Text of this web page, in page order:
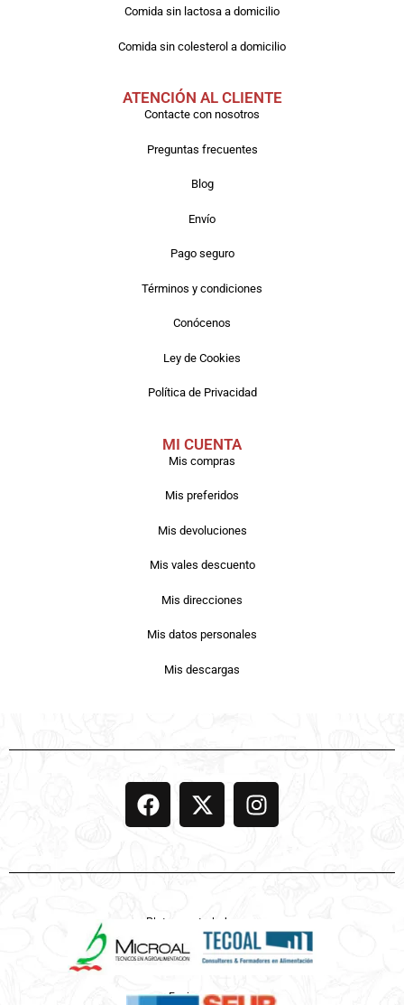
Comida sin lactosa a domicilio
Comida sin colesterol a domicilio
ATENCIÓN AL CLIENTE
Contacte con nosotros
Preguntas frecuentes
Blog
Envío
Pago seguro
Términos y condiciones
Conócenos
Ley de Cookies
Política de Privacidad
MI CUENTA
Mis compras
Mis preferidos
Mis devoluciones
Mis vales descuento
Mis direcciones
Mis datos personales
Mis descargas
Platos controlados por
Enviamos por